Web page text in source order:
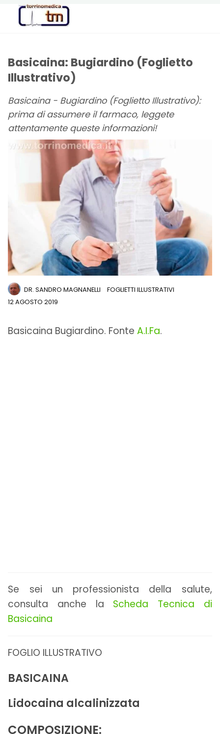
Basicaina: Bugiardino (Foglietto
Illustrativo)
Basicaina - Bugiardino (Foglietto Illustrativo):
prima di assumere il farmaco, leggete
attentamente queste informazioni!
DR. SANDRO MAGNANELLI
FOGLIETTI ILLUSTRATIVI
12 AGOSTO 2019
Basicaina Bugiardino. FonteA.I.Fa.
Se sei un professionista della salute,
consulta anche la Scheda Tecnica di
Basicaina
FOGLIO ILLUSTRATIVO
BASICAINA
Lidocaina alcalinizzata
COMPOSIZIONE: